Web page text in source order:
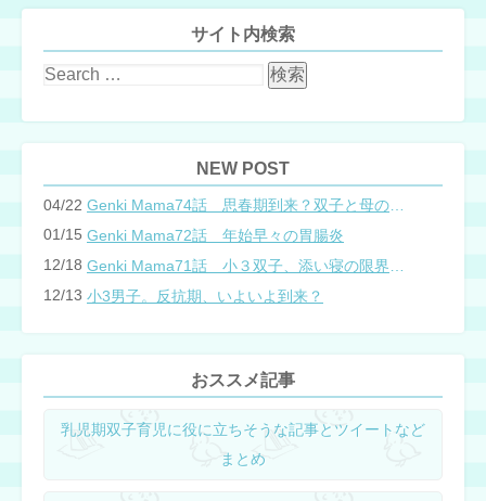
サイト内検索
NEW POST
04/22
Genki Mama74話 思春期到来？双子と母のバトル
01/15 Genki Mama72話 年始早々の胃腸炎
12/18
12/13 小3男子。反抗期、いよいよ到来？
おススメ記事
乳児期双子育児に役に立ちそうな記事とツイートなど
まとめ